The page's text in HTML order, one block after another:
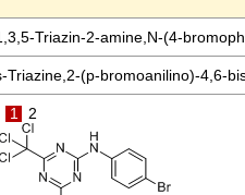
Triazin-2-amine,N-(4-
Triazine,2-(p-bromoanilino)-4,6-
1 2